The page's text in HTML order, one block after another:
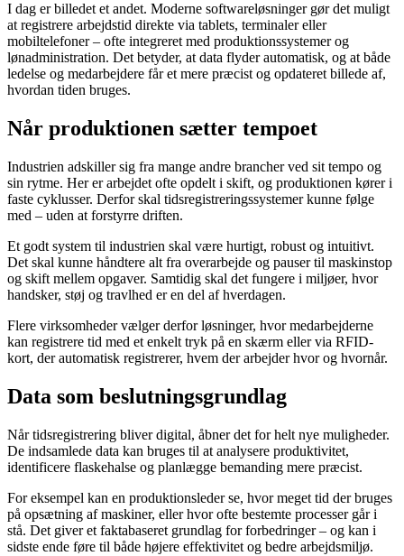
I dag er billedet et andet. Moderne softwareløsninger gør det muligt
at registrere arbejdstid direkte via tablets, terminaler eller
mobiltelefoner – ofte integreret med produktionssystemer og
lønadministration. Det betyder, at data flyder automatisk, og at både
ledelse og medarbejdere får et mere præcist og opdateret billede af,
hvordan tiden bruges.
Når produktionen sætter tempoet
Industrien adskiller sig fra mange andre brancher ved sit tempo og
sin rytme. Her er arbejdet ofte opdelt i skift, og produktionen kører i
faste cyklusser. Derfor skal tidsregistreringssystemer kunne følge
med – uden at forstyrre driften.
Et godt system til industrien skal være hurtigt, robust og intuitivt.
Det skal kunne håndtere alt fra overarbejde og pauser til maskinstop
og skift mellem opgaver. Samtidig skal det fungere i miljøer, hvor
handsker, støj og travlhed er en del af hverdagen.
Flere virksomheder vælger derfor løsninger, hvor medarbejderne
kan registrere tid med et enkelt tryk på en skærm eller via RFID-
kort, der automatisk registrerer, hvem der arbejder hvor og hvornår.
Data som beslutningsgrundlag
Når tidsregistrering bliver digital, åbner det for helt nye muligheder.
De indsamlede data kan bruges til at analysere produktivitet,
identificere flaskehalse og planlægge bemanding mere præcist.
For eksempel kan en produktionsleder se, hvor meget tid der bruges
på opsætning af maskiner, eller hvor ofte bestemte processer går i
stå. Det giver et faktabaseret grundlag for forbedringer – og kan i
sidste ende føre til både højere effektivitet og bedre arbejdsmiljø.